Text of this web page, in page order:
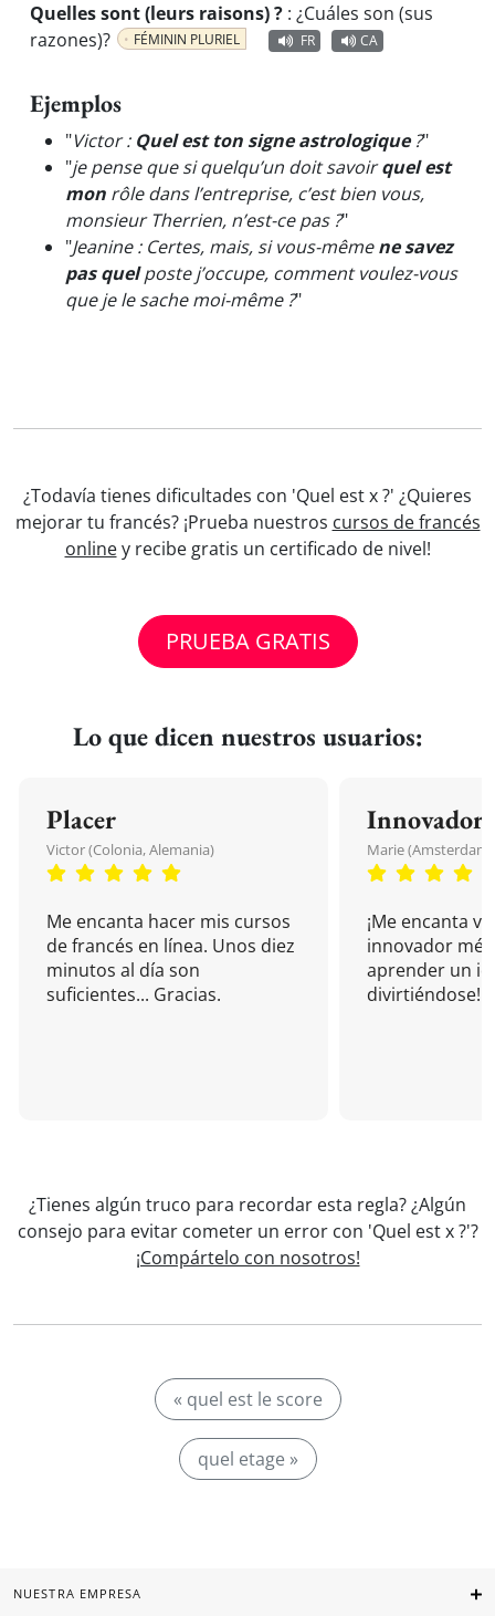
Quelles sont (leurs raisons) ? : ¿Cuáles son (sus
razones)?
FÉMININ PLURIEL FR CA
Ejemplos
"Victor : Quel est ton signe astrologique?"
"je pense que si quelqu’un doit savoirquel est
mon rôle dans l’entreprise, c’est bien vous,
monsieur Therrien, n’est-ce pas ?"
"Jeanine : Certes, mais, si vous-mêmene savez
pas quelposte j’occupe, comment voulez-vous
que je le sache moi-même ?"
¿Todavía tienes dificultades con 'Quel est x ?' ¿Quieres
mejorar tu francés? ¡Prueba nuestros cursos de francés
onliney recibe gratis un certificado de nivel!
PRUEBA GRATIS
Lo que dicen nuestros usuarios:
Placer
Victor (Colonia, Alemania)
Me encanta hacer mis cursos
de francés en línea. Unos diez
minutos al día son
suficientes... Gracias.
Innovador
Marie (Amsterdam,
¡Me encanta
innovador
aprender un
divirtiéndose!
¿Tienes algún truco para recordar esta regla? ¿Algún
consejo para evitar cometer un error con 'Quel est x ?'?
¡Compártelo con nosotros!
« quel est le score
quel etage »
NUESTRA EMPRESA